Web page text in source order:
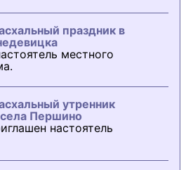
праздник в
местного
утренник
Першино
настоятель